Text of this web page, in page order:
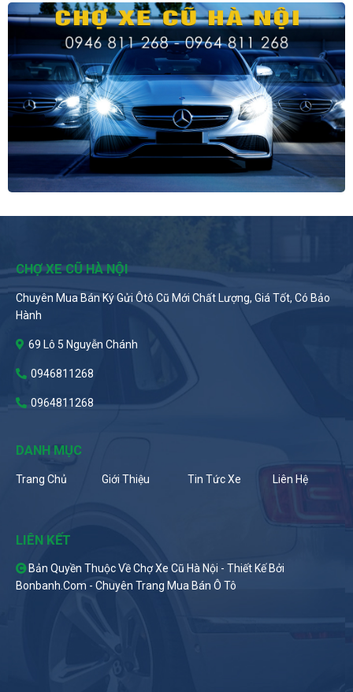
CHỢ XE CŨ HÀ NỘI
Chuyên Mua Bán Ký Gửi Ôtô Cũ Mới Chất Lượng, Giá Tốt, Có Bảo
Hành
69 Lô 5 Nguyễn Chánh
0946811268
0964811268
DANH MỤC
Trang Chủ Giới Thiệu Tin Tức Xe Liên Hệ
LIÊN KẾT
Bản Quyền Thuộc Về Chợ Xe Cũ Hà Nội - Thiết Kế Bởi
Bonbanh.com - Chuyên Trang Mua Bán Ô Tô